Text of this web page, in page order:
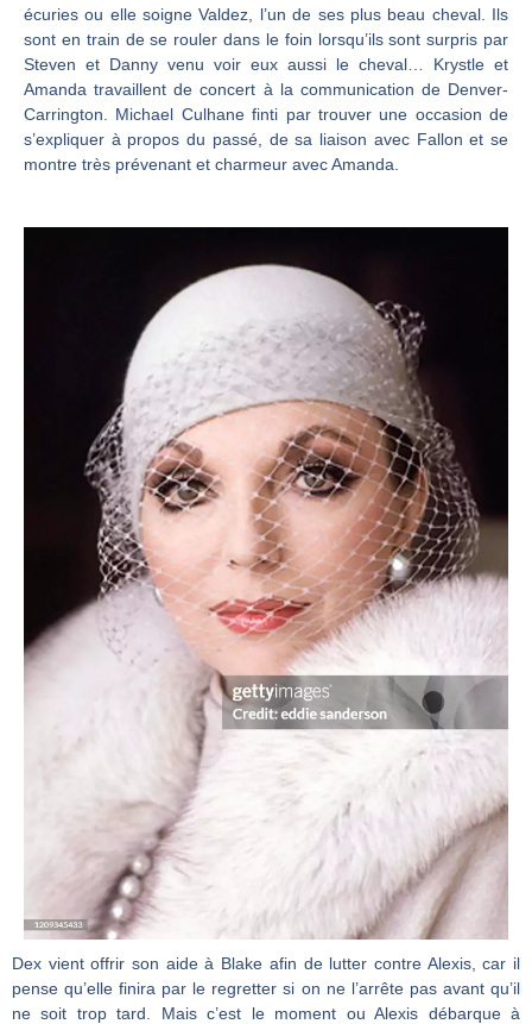
écuries ou elle soigne Valdez, l’un de ses plus beau cheval. Ils
sont en train de se rouler dans le foin lorsqu’ils sont surpris par
Steven et Danny venu voir eux aussi le cheval… Krystle et
Amanda travaillent de concert à la communication de Denver-
Carrington. Michael Culhane finti par trouver une occasion de
s’expliquer à propos du passé, de sa liaison avec Fallon et se
montre très prévenant et charmeur avec Amanda.
Dex vient offrir son aide à Blake afin de lutter contre Alexis, car il
pense qu’elle finira par le regretter si on ne l’arrête pas avant qu’il
ne soit trop tard. Mais c’est le moment ou Alexis débarque à